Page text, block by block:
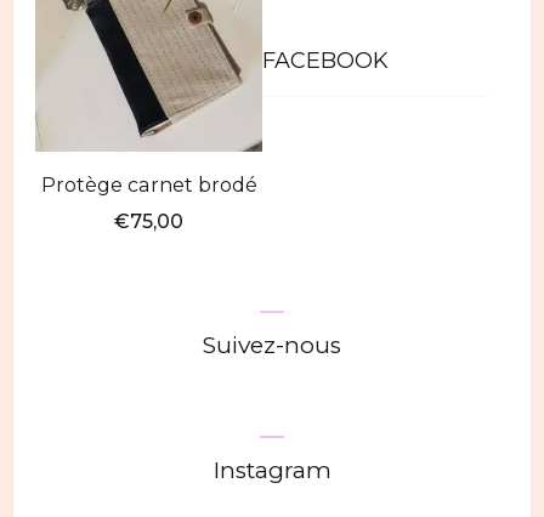
Protège carnet brodé
€75,00
FACEBOOK
Suivez-nous
Instagram